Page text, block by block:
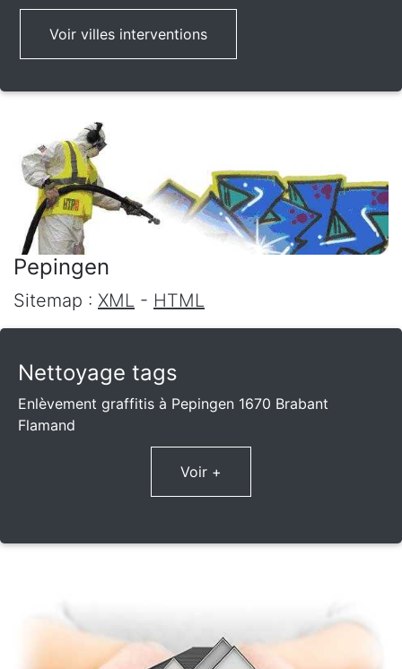
Voir villes interventions
Pepingen
Sitemap : XML - HTML
Nettoyage tags
Enlèvement graffitis à Pepingen 1670 Brabant
Flamand
Voir +